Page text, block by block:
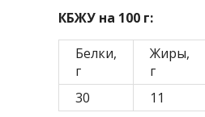
КБЖУ на 100 г:
Белки,
г
Жиры,
г
30 11